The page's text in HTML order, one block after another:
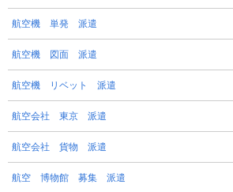
航空機 単発 派遣
航空機 図面 派遣
航空機 リベット 派遣
航空会社 東京 派遣
航空会社 貨物 派遣
航空 博物館 募集 派遣